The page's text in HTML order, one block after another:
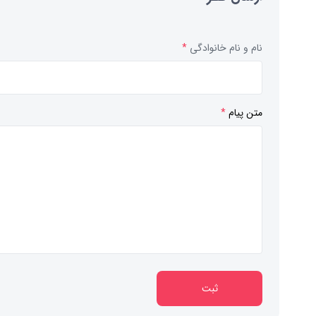
نام و نام خانوادگی *
متن پیام*
ثبت